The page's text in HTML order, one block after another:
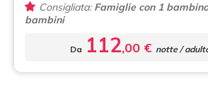
Consigliata:Famiglie con 1
bambini
Da 112,00 € notte /